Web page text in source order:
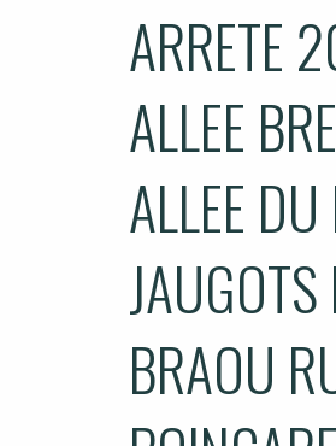
ARRETE
ALLEE
ALLEE
BRAOU